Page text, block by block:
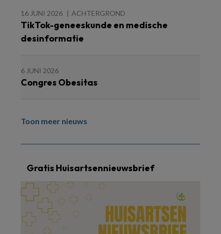
16 JUNI 2026 ACHTERGROND
TikTok-geneeskunde en medische
desinformatie
6 JUNI 2026
Congres Obesitas
Toon meer nieuws
Gratis Huisartsennieuwsbrief